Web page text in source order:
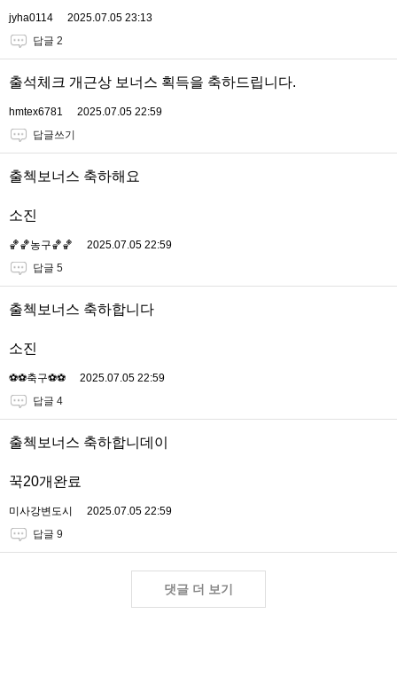
jyha0114
2025.07.05 23:13
답글 2
출석체크 개근상 보너스 획득을 축하드립니다.
hmtex6781
2025.07.05 22:59
답글쓰기
출첵보너스 축하해요
소진
🏀🏀농구🏀🏀
2025.07.05 22:59
답글 5
출첵보너스 축하합니다
소진
⚽️⚽️축구⚽️⚽️
2025.07.05 22:59
답글 4
출첵보너스 축하합니데이
꾹20개완료
미사강변도시
2025.07.05 22:59
답글 9
댓글 더 보기